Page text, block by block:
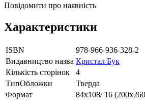
Повідомити про наявність
Характеристики
ISBN
978-966-936-328-2
Видавництво назва Кристал Бук
Кількість сторінок
4
ТипОбложки
Тверда
Формат
84х108/ 16